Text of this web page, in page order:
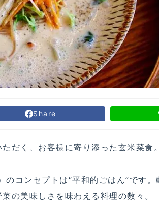
Share
だく、お客様に寄り添った玄米菜食。
コンセプトは“平和的ごはん”です
の美味しさを味わえる料理の数々。